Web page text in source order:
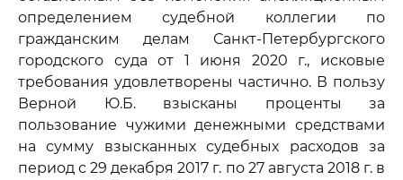
определением судебной коллегии по
гражданским делам Санкт-Петербургского
городского суда от 1 июня 2020 г., исковые
требования удовлетворены частично. В пользу
Верной Ю.Б. взысканы проценты за
пользование чужими денежными средствами
на сумму взысканных судебных расходов за
период с 29 декабря 2017 г. по 27 августа 2018 г. в